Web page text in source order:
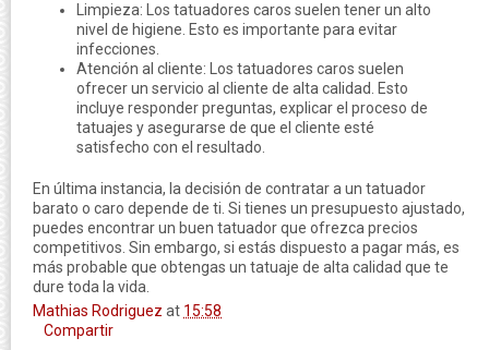
Limpieza: Los tatuadores caros suelen tener un alto
nivel de higiene. Esto es importante para evitar
infecciones.
Atención al cliente: Los tatuadores caros suelen
ofrecer un servicio al cliente de alta calidad. Esto
incluye responder preguntas, explicar el proceso de
tatuajes y asegurarse de que el cliente esté
satisfecho con el resultado.
En última instancia, la decisión de contratar a un tatuador
barato o caro depende de ti. Si tienes un presupuesto ajustado,
puedes encontrar un buen tatuador que ofrezca precios
competitivos. Sin embargo, si estás dispuesto a pagar más, es
más probable que obtengas un tatuaje de alta calidad que te
dure toda la vida.
Mathias Rodriguez at 15:58
Compartir